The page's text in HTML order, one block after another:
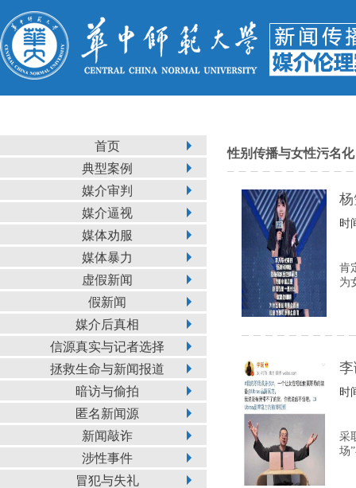
首页
典型案例
媒介审判
媒介逼视
媒体劝服
媒体暴力
虚假新闻
假新闻
媒介后真相
信源真实与记者选择
拯救生命与新闻报道
暗访与偷拍
匿名新闻源
新闻敲诈
涉性事件
冒犯与失礼
性别传播与女性污名化
时
肯
为
时
采
场